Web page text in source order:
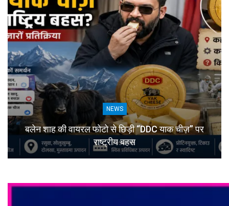
NEWS
बलेन शाह की वायरल फोटो से छिड़ी “DDC याक चीज़” पर
राष्ट्रीय बहस